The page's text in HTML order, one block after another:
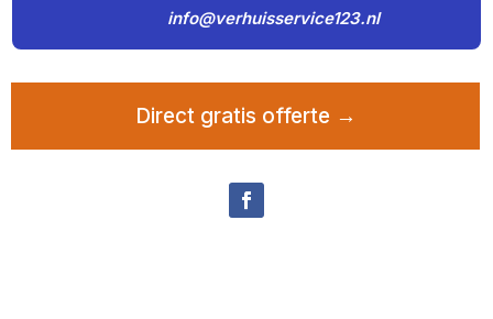
info@verhuisservice123.nl
Direct gratis offerte →